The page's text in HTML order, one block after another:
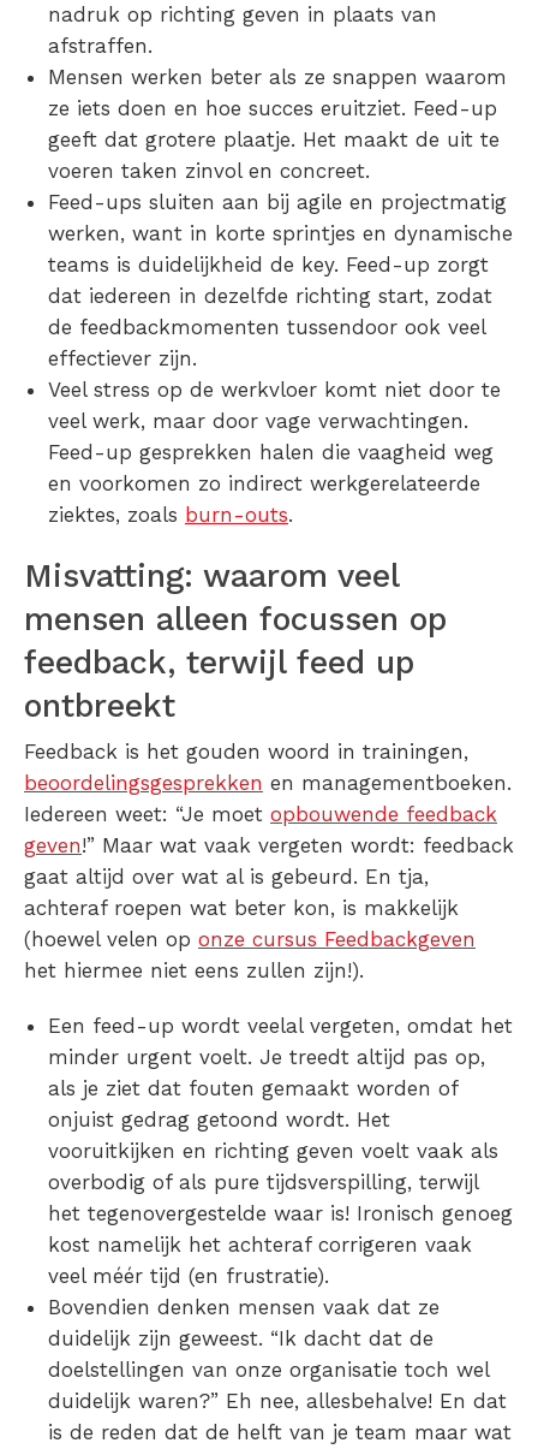
nadruk op richting geven in plaats van
afstraffen.
Mensen werken beter als ze snappen waarom
ze iets doen en hoe succes eruitziet. Feed-up
geeft dat grotere plaatje. Het maakt de uit te
voeren taken zinvol en concreet.
Feed-ups sluiten aan bij agile en projectmatig
werken, want in korte sprintjes en dynamische
teams is duidelijkheid de key. Feed-up zorgt
dat iedereen in dezelfde richting start, zodat
de feedbackmomenten tussendoor ook veel
effectiever zijn.
Veel stress op de werkvloer komt niet door te
veel werk, maar door vage verwachtingen.
Feed-up gesprekken halen die vaagheid weg
en voorkomen zo indirect werkgerelateerde
ziektes, zoals burn-outs.
Misvatting: waarom veel
mensen alleen focussen op
feedback, terwijl feed up
ontbreekt
Feedback is het gouden woord in trainingen,
beoordelingsgesprekken en managementboeken.
Iedereen weet: “Je moet opbouwende feedback
geven!” Maar wat vaak vergeten wordt: feedback
gaat altijd over wat al is gebeurd. En tja,
achteraf roepen wat beter kon, is makkelijk
(hoewel velen op onze cursus Feedbackgeven
het hiermee niet eens zullen zijn!).
Een feed-up wordt veelal vergeten, omdat het
minder urgent voelt. Je treedt altijd pas op,
als je ziet dat fouten gemaakt worden of
onjuist gedrag getoond wordt. Het
vooruitkijken en richting geven voelt vaak als
overbodig of als pure tijdsverspilling, terwijl
het tegenovergestelde waar is! Ironisch genoeg
kost namelijk het achteraf corrigeren vaak
veel méér tijd (en frustratie).
Bovendien denken mensen vaak dat ze
duidelijk zijn geweest. “Ik dacht dat de
doelstellingen van onze organisatie toch wel
duidelijk waren?” Eh nee, allesbehalve! En dat
is de reden dat de helft van je team maar wat